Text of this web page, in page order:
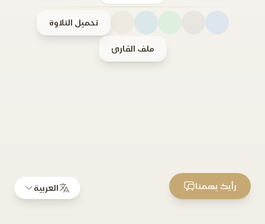
تحميل التلاوة
ملف القارئ
العربية رأيك يهمنا